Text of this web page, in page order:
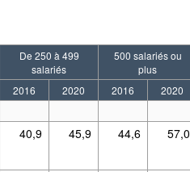
De 250 à 499
salariés
500 salariés ou
plus
2016 2020 2016
2020
40,9 45,9 44,6 57,0